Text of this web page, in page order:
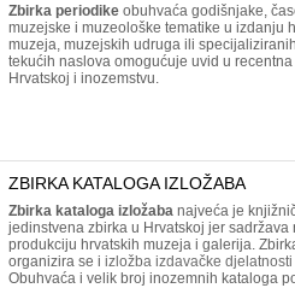
Zbirka periodike obuhvaća godišnjake,
muzejske i muzeološke tematike u izdanju
muzeja, muzejskih udruga ili
tekućih naslova omogućuje uvid u
Hrvatskoj i inozemstvu.
ZBIRKA KATALOGA IZLOŽABA
Zbirka kataloga izložaba najveća je
jedinstvena zbirka u Hrvatskoj jer
produkciju hrvatskih muzeja i galerija.
organizira se i izložba izdavačke
Obuhvaća i velik broj inozemnih kataloga